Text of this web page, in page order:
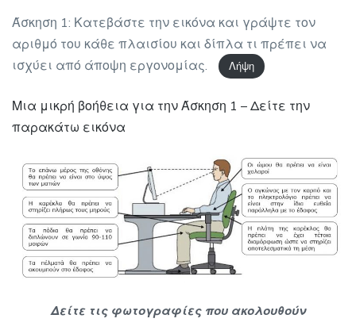
Άσκηση 1: Κατεβάστε την εικόνα και γράψτε τον
αριθμό του κάθε πλαισίου και δίπλα τι πρέπει να
ισχύει από άποψη εργονομίας.
Λήψη
Μια μικρή βοήθεια για την Άσκηση 1 – Δείτε την
παρακάτω εικόνα
Δείτε τις φωτογραφίες που ακολουθούν